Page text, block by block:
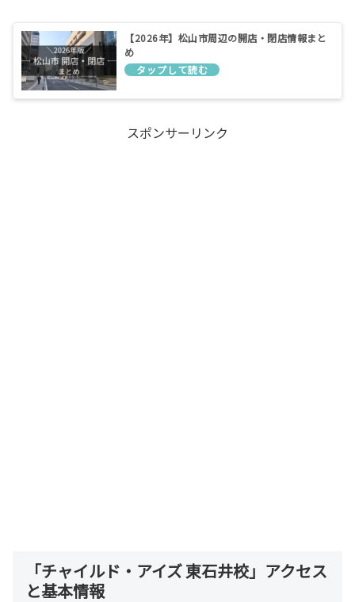
【2026年】松山市周辺の開店・閉店情報まと
め
スポンサーリンク
「チャイルド・アイズ 東石井校」アクセス
と基本情報